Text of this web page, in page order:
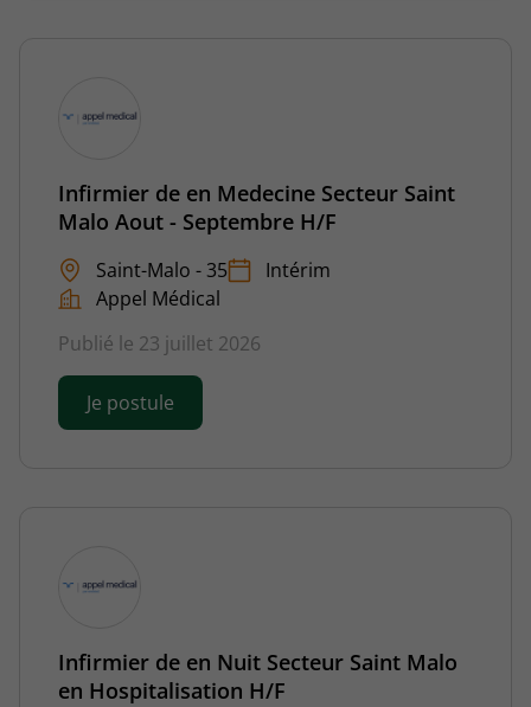
Infirmier de en Medecine Secteur Saint
Malo Aout - Septembre H/F
Saint-Malo - 35
Intérim
Appel Médical
Publié le 23 juillet 2026
Je postule
Infirmier de en Nuit Secteur Saint Malo
en Hospitalisation H/F